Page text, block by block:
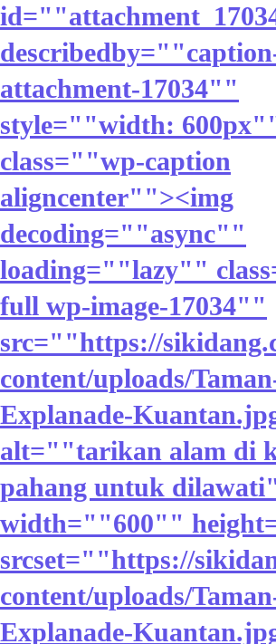
attachment-17034""
style=""width:
class=""wp-caption
aligncenter""><img
decoding=""async""
loading=""lazy""
full wp-image-17034""
src=""https://
content/uploads/
Explanade-
alt=""tarikan alam di
pahang untuk
width=""600""
srcset=""https://
content/uploads/
Explanade-